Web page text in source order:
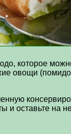
которое
овощи
и оставьте на